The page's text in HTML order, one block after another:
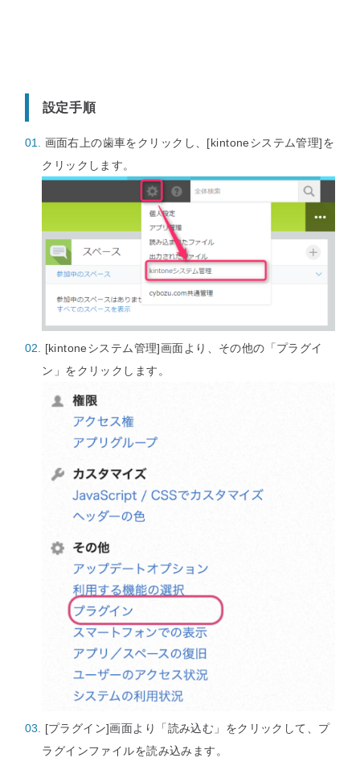
設定手順
画面右上の歯車をクリックし、[kintoneシステム管理]を
クリックします。
[kintoneシステム管理]画面より、その他の「プラグイ
ン」をクリックします。
[プラグイン]画面より「読み込む」をクリックして、プ
ラグインファイルを読み込みます。